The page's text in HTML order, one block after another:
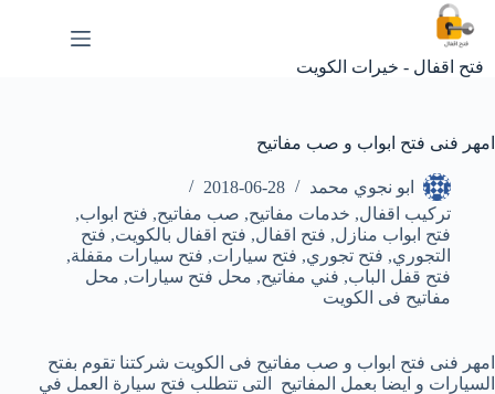
التجاوز
إلى
المحتوى
فتح اقفال - خيرات الكويت
امهر فنى فتح ابواب و صب مفاتيح
ابو نجوي محمد
2018-06-28
تركيب اقفال, خدمات مفاتيح, صب مفاتيح, فتح ابواب,
فتح ابواب منازل, فتح اقفال, فتح اقفال بالكويت, فتح
التجوري, فتح تجوري, فتح سيارات, فتح سيارات مقفلة,
فتح قفل الباب, فني مفاتيح, محل فتح سيارات, محل
مفاتيح فى الكويت
امهر فنى فتح ابواب و صب مفاتيح فى الكويت شركتنا تقوم بفتح
السيارات و ايضا بعمل المفاتيح التى تتطلب فتح سيارة العمل في